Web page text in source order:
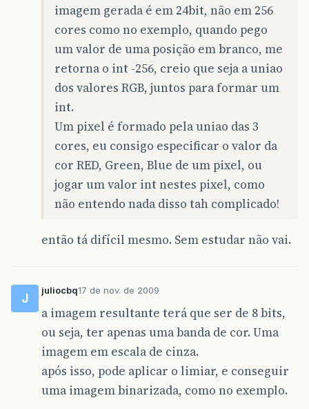
imagem gerada é em 24bit, não em 256
cores como no exemplo, quando pego
um valor de uma posição em branco, me
retorna o int -256, creio que seja a uniao
dos valores RGB, juntos para formar um
int.
Um pixel é formado pela uniao das 3
cores, eu consigo especificar o valor da
cor RED, Green, Blue de um pixel, ou
jogar um valor int nestes pixel, como
não entendo nada disso tah complicado!
então tá difícil mesmo. Sem estudar não vai.
J
juliocbq17 de nov. de 2009
a imagem resultante terá que ser de 8 bits,
ou seja, ter apenas uma banda de cor. Uma
imagem em escala de cinza.
após isso, pode aplicar o limiar, e conseguir
uma imagem binarizada, como no exemplo.